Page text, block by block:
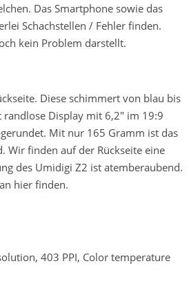
Das Smartphone sowie das
Schachstellen / Fehler finden.
kein Problem darstellt.
Diese schimmert von blau bis
Display mit 6,2″ im 19:9
Mit nur 165 Gramm ist das
Wir finden auf der Rückseite eine
des Umidigi Z2 ist atemberaubend.
hier finden.
403 PPI, Color temperature